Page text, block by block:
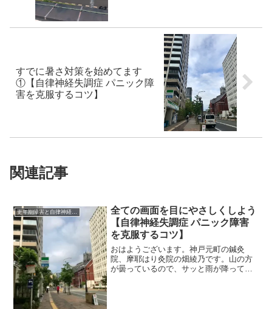
すでに暑さ対策を始めてます
①【自律神経失調症 パニック障
害を克服するコツ】
関連記事
全ての画面を目にやさしくしよう
【自律神経失調症 パニック障害
を克服するコツ】
おはようございます。神戸元町の鍼灸
院、摩耶はり灸院の畑綾乃です。山の方
が曇っているので、サッと雨が降って気